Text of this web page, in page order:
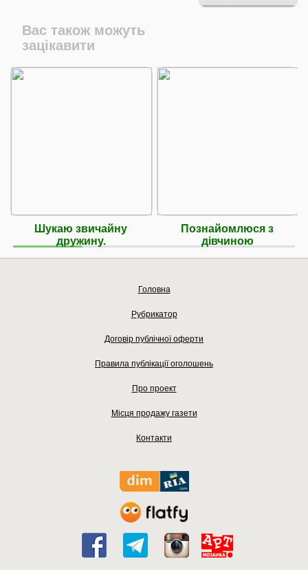
Вас також можуть
зацікавити
Шукаю звичайну
дружину.
Познайомлюся з
дівчиною
Головна
Рубрикатор
Договір публічної оферти
Правила публікації оголошень
Про проект
Місця продажу газети
Контакти